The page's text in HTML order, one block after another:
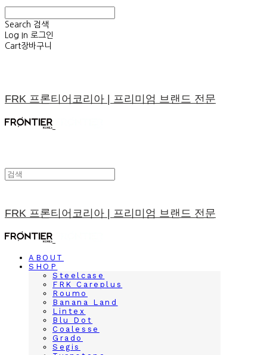
Search 검색
Log In 로그인
Cart장바구니
FRK 프론티어코리아 | 프리미엄 브랜드 전문
FRK 프론티어코리아 | 프리미엄 브랜드 전문
ABOUT
SHOP
Steelcase
FRK Careplus
Roumo
Banana Land
Lintex
Blu Dot
Coalesse
Grado
Segis